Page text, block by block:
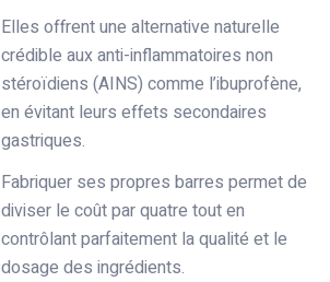
Elles offrent une alternative naturelle
crédible aux anti-inflammatoires non
stéroïdiens (AINS) comme l’ibuprofène,
en évitant leurs effets secondaires
gastriques.
Fabriquer ses propres barres permet de
diviser le coût par quatre tout en
contrôlant parfaitement la qualité et le
dosage des ingrédients.